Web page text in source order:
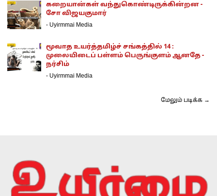
கறையான்கள் வந்துகொண்டிருக்கின்றன -
சோ விஜயகுமார்
- Uyirmmai Media
மூவாத உயர்த்தமிழ்ச் சங்கத்தில் 14 :
முலையிடைப் பள்ளம் பெருங்குளம் ஆனதே -
நர்சிம்
- Uyirmmai Media
மேலும் படிக்க →